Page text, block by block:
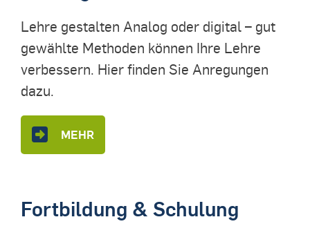
Lehre gestalten Analog oder digital – gut
gewählte Methoden können Ihre Lehre
verbessern. Hier finden Sie Anregungen
dazu.
MEHR
Fortbildung & Schulung